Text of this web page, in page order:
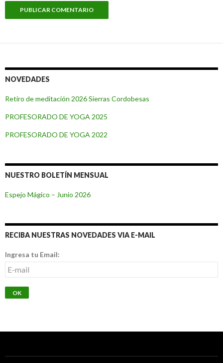
NOVEDADES
Retiro de meditación 2026 Sierras Cordobesas
PROFESORADO DE YOGA 2025
PROFESORADO DE YOGA 2022
NUESTRO BOLETÍN MENSUAL
Espejo Mágico – Junio 2026
RECIBA NUESTRAS NOVEDADES VIA E-MAIL
Ingresa tu Email: